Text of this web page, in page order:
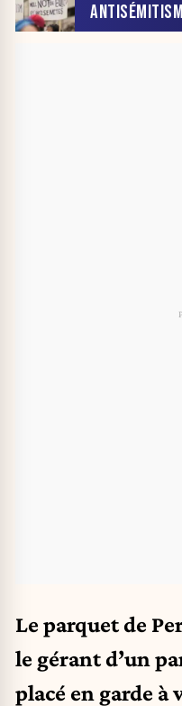
Le parquet de
le gérant d’un
placé en garde à